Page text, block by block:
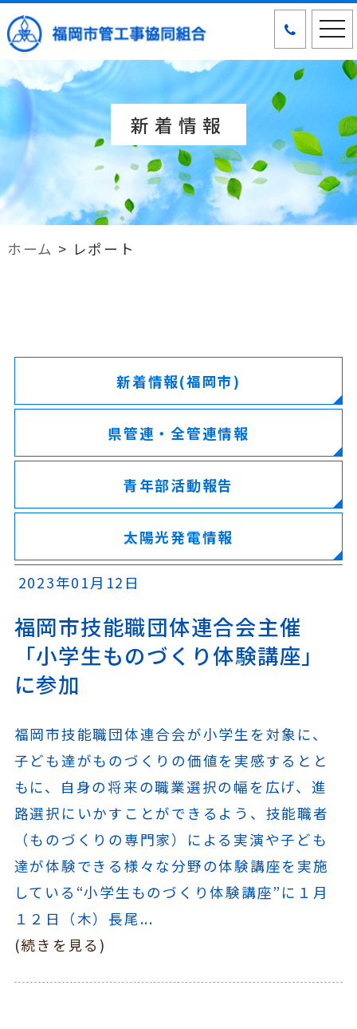
新着情報
ホーム > レポート
新着情報(福岡市)
県管連・全管連情報
青年部活動報告
太陽光発電情報
2023年01月12日
福岡市技能職団体連合会主催
「小学生ものづくり体験講座」
に参加
福岡市技能職団体連合会が小学生を対象に、
子ども達がものづくりの価値を実感するとと
もに、自身の将来の職業選択の幅を広げ、進
路選択にいかすことができるよう、技能職者
（ものづくりの専門家）による実演や子ども
達が体験できる様々な分野の体験講座を実施
している“小学生ものづくり体験講座”に１月
１２日（木）長尾...
(続きを見る)